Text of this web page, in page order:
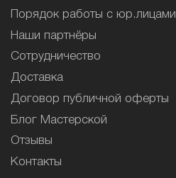
Порядок работы с юр.лицами
Наши партнёры
Сотрудничество
Доставка
Договор публичной оферты
Блог Мастерской
Отзывы
Контакты